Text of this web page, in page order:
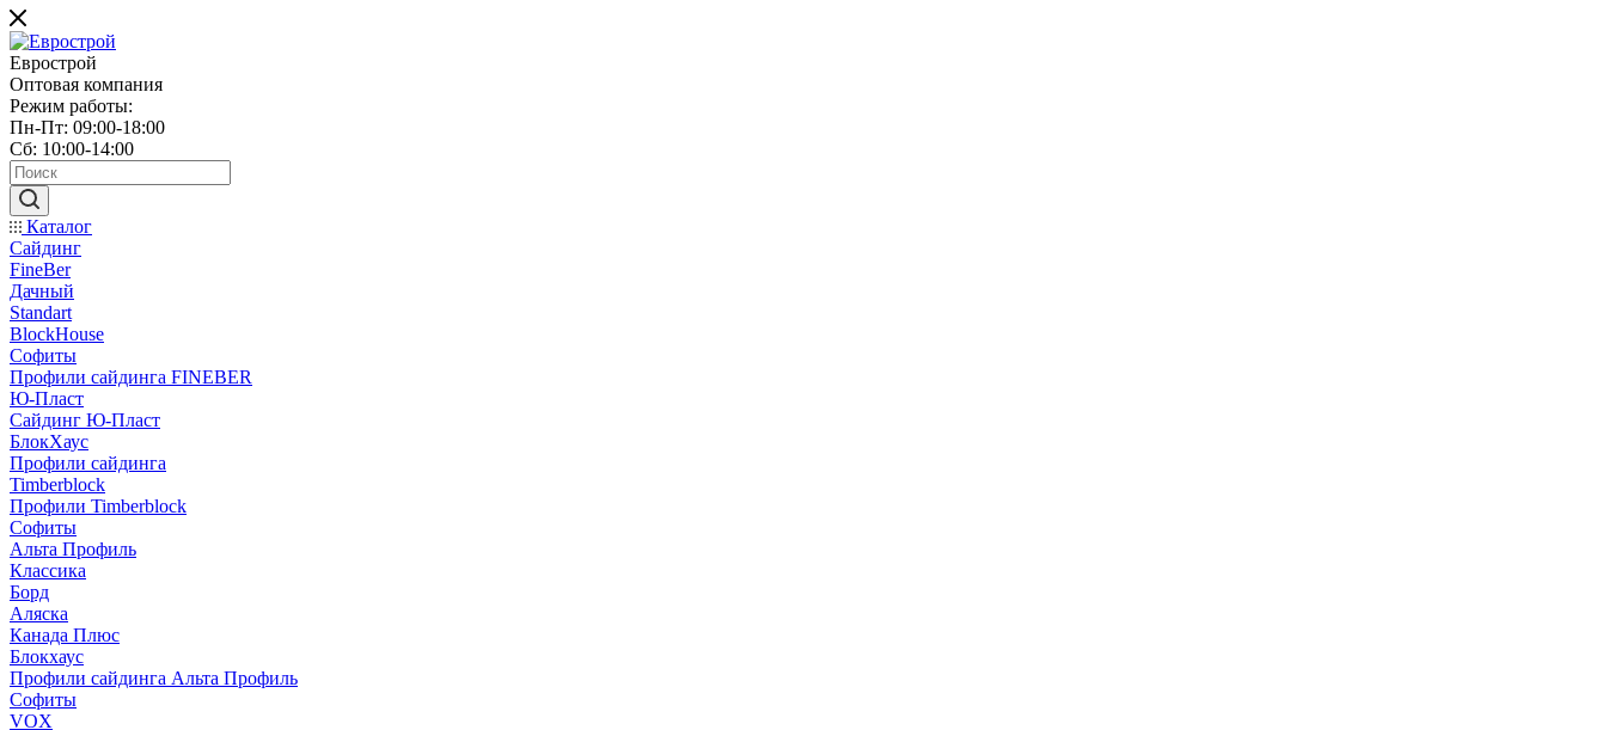
Еврострой
Оптовая компания
Режим работы:
Пн-Пт: 09:00-18:00
Сб: 10:00-14:00
Каталог
Сайдинг
FineBer
Дачный
Standart
BlockHouse
Софиты
Профили сайдинга FINEBER
Ю-Пласт
Сайдинг Ю-Пласт
БлокХаус
Профили сайдинга
Timberblock
Профили Timberblock
Софиты
Альта Профиль
Классика
Борд
Аляска
Канада Плюс
Блокхаус
Профили сайдинга Альта Профиль
Софиты
VOX